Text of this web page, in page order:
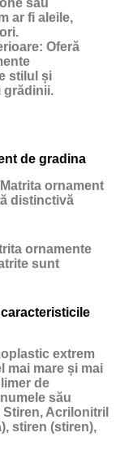
sau
ar fi aleile,
Oferă
stilul și
grădinii.
de gradina
ornament
distinctivă
ornamente
sunt
extrem
mai mare și mai
de
său
Acrilonitril
stiren (stiren),